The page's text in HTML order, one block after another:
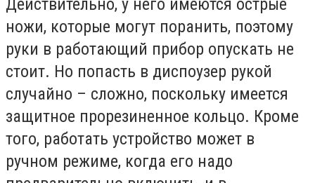
ножи, которые могут поранить, поэтому
руки в работающий прибор опускать не
стоит. Но попасть в диспоузер рукой
случайно – сложно, поскольку имеется
защитное прорезиненное кольцо. Кроме
того, работать устройство может в
ручном режиме, когда его надо